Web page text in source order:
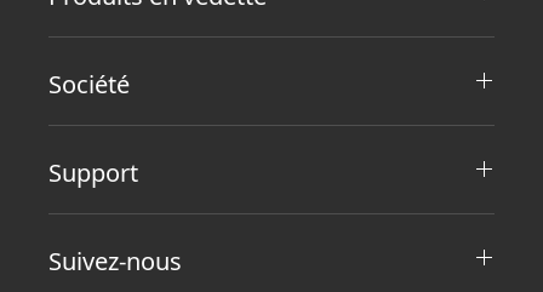
Société
Support
Suivez-nous